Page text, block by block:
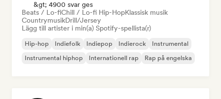
&gt; 4900 svar ges
Beats / Lo-fiChill / Lo-fi Hip-HopKlassisk musik
CountrymusikDrill/Jersey
Lägg till artister i min(a) Spotify-spellista(r)
Hip-hop Indiefolk Indiepop Indierock
Instrumental
Instrumental hiphop
Internationell rap Rap på engelska